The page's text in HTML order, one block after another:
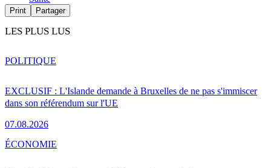
Print Partager
LES PLUS LUS
EXCLUSIF : L'Islande demande à Bruxelles de ne pas s'immiscer
dans son référendum sur l'UE
07.08.2026
POLITIQUE
ÉCONOMIE